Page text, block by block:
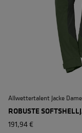
Allwettertalent Jacke
ROBUSTE
191,94 €